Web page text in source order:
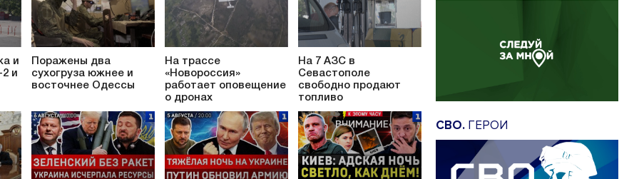
и
и
Поражены два
сухогруза южнее и
восточнее Одессы
На трассе
«Новороссия»
работает оповещение
о дронах
На 7 АЗС в
Севастополе
свободно продают
топливо
СВО. ГЕРОИ